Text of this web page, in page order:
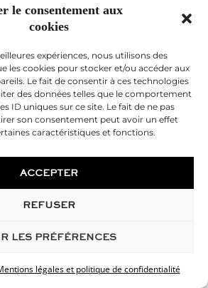
le consentement aux
cookies
expériences, nous utilisons des
les cookies pour stocker et/ou accéder aux
Le fait de consentir à ces technologies
des données telles que le comportement
ID uniques sur ce site. Le fait de ne pas
son consentement peut avoir un effet
caractéristiques et fonctions.
ACCEPTER
REFUSER
LES PRÉFÉRENCES
légales et politique de confidentialité